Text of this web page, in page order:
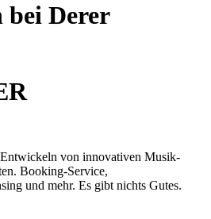
Derer
von innovativen Musik-
Booking-Service,
und mehr. Es gibt nichts Gutes.